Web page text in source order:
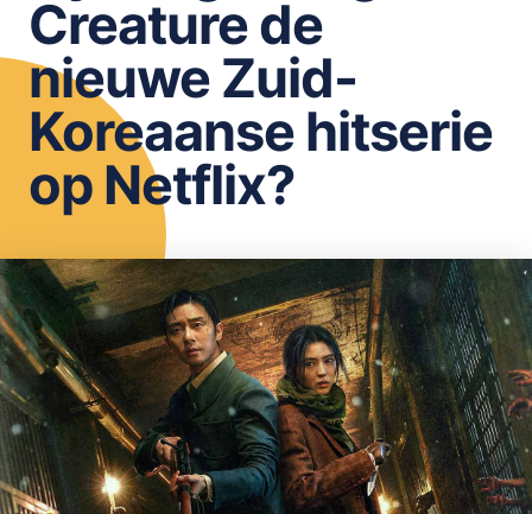
OPSLAAN
Creature de
nieuwe Zuid-
Koreaanse hitserie
op Netflix?